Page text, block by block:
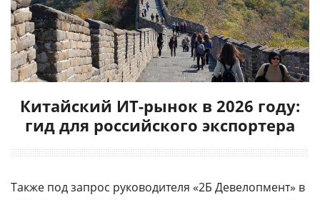
Китайский ИТ-рынок в 2026 году:
гид для российского экспортера
Также под запрос руководителя «2Б Девелопмент» в